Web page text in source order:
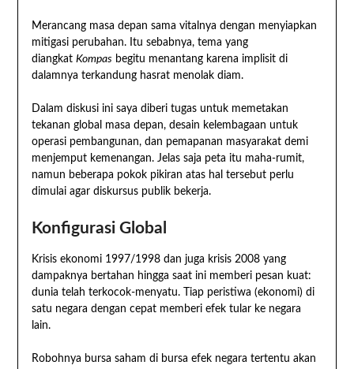
Merancang masa depan sama vitalnya dengan menyiapkan
mitigasi perubahan. Itu sebabnya, tema yang
diangkat Kompas begitu menantang karena implisit di
dalamnya terkandung hasrat menolak diam.
Dalam diskusi ini saya diberi tugas untuk memetakan
tekanan global masa depan, desain kelembagaan untuk
operasi pembangunan, dan pemapanan masyarakat demi
menjemput kemenangan. Jelas saja peta itu maha-rumit,
namun beberapa pokok pikiran atas hal tersebut perlu
dimulai agar diskursus publik bekerja.
Konfigurasi Global
Krisis ekonomi 1997/1998 dan juga krisis 2008 yang
dampaknya bertahan hingga saat ini memberi pesan kuat:
dunia telah terkocok-menyatu. Tiap peristiwa (ekonomi) di
satu negara dengan cepat memberi efek tular ke negara
lain.
Robohnya bursa saham di bursa efek negara tertentu akan